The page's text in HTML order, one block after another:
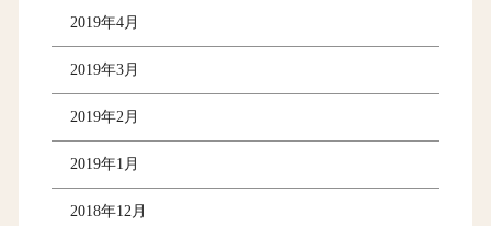
2019年4月
2019年3月
2019年2月
2019年1月
2018年12月